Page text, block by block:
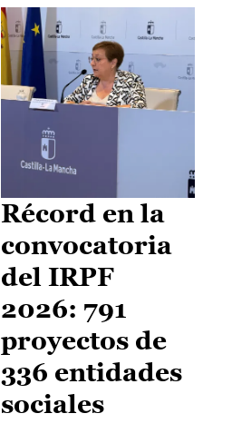
Récord en la
convocatoria
del IRPF
2026: 791
proyectos de
336 entidades
sociales